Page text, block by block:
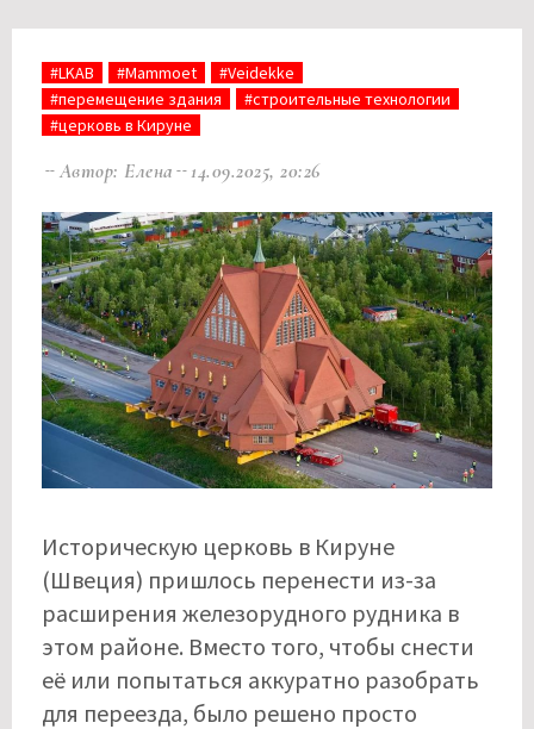
#LKAB #Mammoet
#Veidekke
#перемещение здания
#строительные технологии
#церковь в Кируне
Автор: Елена 14.09.2025, 20:26
Историческую церковь в Кируне
(Швеция) пришлось перенести из-за
расширения железорудного рудника в
этом районе. Вместо того, чтобы снести
её или попытаться аккуратно разобрать
для переезда, было решено просто